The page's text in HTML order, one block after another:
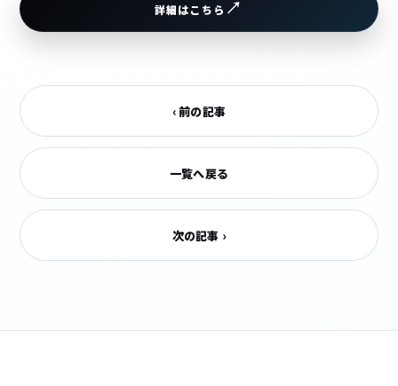
詳細はこちら
‹ 前の記事
一覧へ戻る
次の記事 ›